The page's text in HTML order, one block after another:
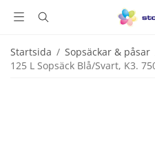
Startsida / Sopsäckar & påsar
125 L Sopsäck Blå/Svart, K3.